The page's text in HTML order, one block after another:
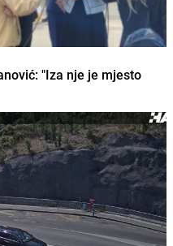
"Iza nje je mjesto